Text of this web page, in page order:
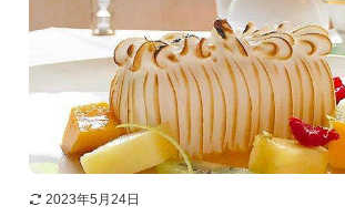
2023年5月24日